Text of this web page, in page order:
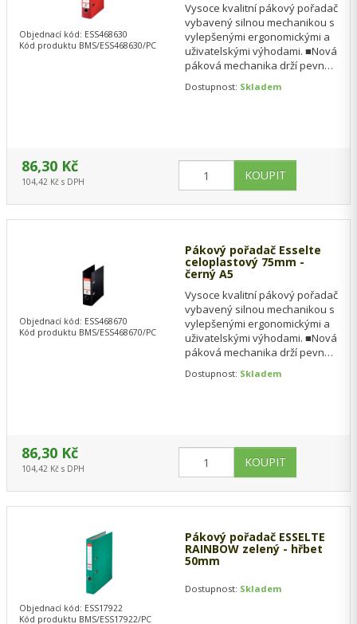
Vysoce kvalitní pákový pořadač
vybavený silnou mechanikou s
vylepšenými ergonomickými a
uživatelskými výhodami. ■Nová
páková mechanika drží pevně
Dostupnost: Skladem
Objednací kód: ESS468630
Kód produktu BMS/ESS468630/PC
86,30 Kč
104,42 Kč s DPH
Pákový pořadač Esselte
celoplastový 75mm -
černý A5
Vysoce kvalitní pákový pořadač
vybavený silnou mechanikou s
vylepšenými ergonomickými a
uživatelskými výhodami. ■Nová
páková mechanika drží pevně
Dostupnost: Skladem
Objednací kód: ESS468670
Kód produktu BMS/ESS468670/PC
86,30 Kč
104,42 Kč s DPH
Pákový pořadač ESSELTE
RAINBOW zelený - hřbet
50mm
Dostupnost: Skladem
Objednací kód: ESS17922
Kód produktu BMS/ESS17922/PC